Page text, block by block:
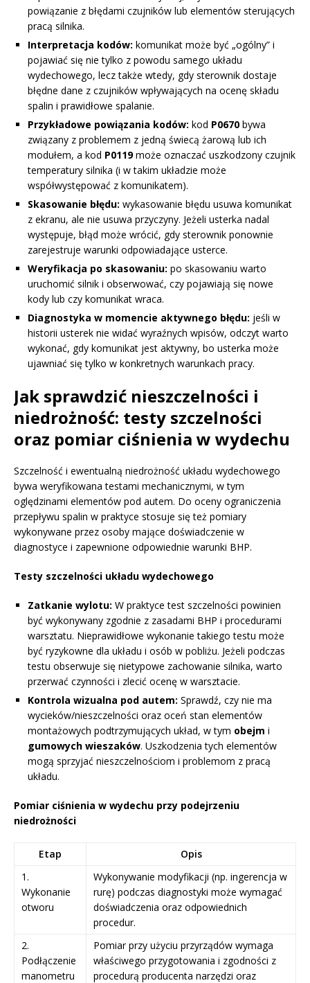
powiązanie z błędami czujników lub elementów sterujących
pracą silnika.
Interpretacja kodów: komunikat może być „ogólny” i
pojawiać się nie tylko z powodu samego układu
wydechowego, lecz także wtedy, gdy sterownik dostaje
błędne dane z czujników wpływających na ocenę składu
spalin i prawidłowe spalanie.
Przykładowe powiązania kodów: kod P0670 bywa
związany z problemem z jedną świecą żarową lub ich
modułem, a kod P0119może oznaczać uszkodzony czujnik
temperatury silnika (i w takim układzie może
współwystępować z komunikatem).
Skasowanie błędu: wykasowanie błędu usuwa komunikat
z ekranu, ale nie usuwa przyczyny. Jeżeli usterka nadal
występuje, błąd może wrócić, gdy sterownik ponownie
zarejestruje warunki odpowiadające usterce.
Weryfikacja po skasowaniu: po skasowaniu warto
uruchomić silnik i obserwować, czy pojawiają się nowe
kody lub czy komunikat wraca.
Diagnostyka w momencie aktywnego błędu: jeśli w
historii usterek nie widać wyraźnych wpisów, odczyt warto
wykonać, gdy komunikat jest aktywny, bo usterka może
ujawniać się tylko w konkretnych warunkach pracy.
Jak sprawdzić nieszczelności i
niedrożność: testy szczelności
oraz pomiar ciśnienia w wydechu
Szczelność i ewentualną niedrożność układu wydechowego
bywa weryfikowana testami mechanicznymi, w tym
oględzinami elementów pod autem. Do oceny ograniczenia
przepływu spalin w praktyce stosuje się też pomiary
wykonywane przez osoby mające doświadczenie w
diagnostyce i zapewnione odpowiednie warunki BHP.
Testy szczelności układu wydechowego
Zatkanie wylotu: W praktyce test szczelności powinien
być wykonywany zgodnie z zasadami BHP i procedurami
warsztatu. Nieprawidłowe wykonanie takiego testu może
być ryzykowne dla układu i osób w pobliżu. Jeżeli podczas
testu obserwuje się nietypowe zachowanie silnika, warto
przerwać czynności i zlecić ocenę w warsztacie.
Kontrola wizualna pod autem: Sprawdź, czy nie ma
wycieków/nieszczelności oraz oceń stan elementów
montażowych podtrzymujących układ, w tym obejm i
gumowych wieszaków. Uszkodzenia tych elementów
mogą sprzyjać nieszczelnościom i problemom z pracą
układu.
Pomiar ciśnienia w wydechu przy podejrzeniu
niedrożności
Etap
Opis
1.
Wykonanie
otworu
Wykonywanie modyfikacji (np. ingerencja w
rurę) podczas diagnostyki może wymagać
doświadczenia oraz odpowiednich
procedur.
2.
Podłączenie
manometru
Pomiar przy użyciu przyrządów wymaga
właściwego przygotowania i zgodności z
procedurą producenta narzędzi oraz